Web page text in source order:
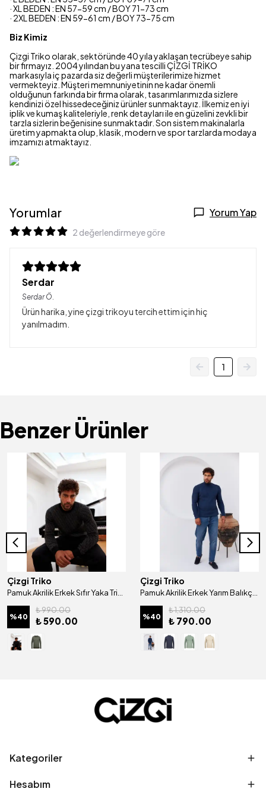
· XL BEDEN : EN 57-59 cm / BOY 71-73 cm
· 2XL BEDEN : EN 59-61 cm / BOY 73-75 cm
Biz Kimiz
Çizgi Triko olarak, sektöründe 40 yıla yaklaşan tecrübeye sahip
bir firmayız. 2004 yılından bu yana tescilli ÇİZGİ TRİKO
markasıyla iç pazarda siz değerli müşterilerimize hizmet
vermekteyiz. Müşteri memnuniyetinin ne kadar önemli
olduğunun farkında bir firma olarak, tasarımlarımızda sizlere
kendinizi özel hissedeceğiniz ürünler sunmaktayız. İlkemiz en iyi
iplik ve kumaş kaliteleriyle, renk detayları ile en güzelini zevkli bir
tarzla sizlerin beğenisine sunmaktadır. Son sistem makinalarla
üretim yapmakta olup, klasik, modern ve spor tarzlarda modaya
imzamızı atmaktayız.
Yorumlar Yorum Yap
2 değerlendirmeye göre
Serdar
Serdar Ö.
Ürün harika, yine çizgi trikoyu tercih ettim için hiç
yanılmadım.
1
Benzer Ürünler
Çizgi Triko
Pamuk Akrilik Erkek Sıfır Yaka Triko Kazak Desenli Kol ve Bel Lastikli Regular Kalıp - 5023C
%40
₺ 990.00
₺ 590.00
Çizgi Triko
Pamuk Akrilik Erkek Yarım Balıkçı Yaka Triko Kazak Desenli Kol ve Bel Lastikli Regular Kalıp - 5021B
%40
₺ 1,310.00
₺ 790.00
Kategoriler
Hesabım